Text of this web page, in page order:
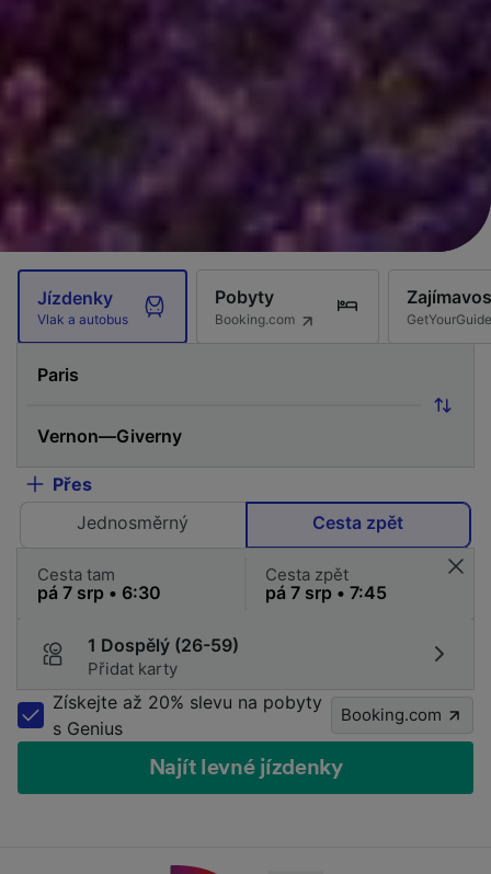
Jízdenky
Vlak a autobus
Pobyty
Booking.com GetYourGuide
Přes
Jednosměrný
Cesta zpět
Cesta tam Cesta zpět
1 Dospělý (26-59)
Přidat karty
Získejte až 20% slevu na pobyty
s Genius
Booking.com
Najít levné jízdenky